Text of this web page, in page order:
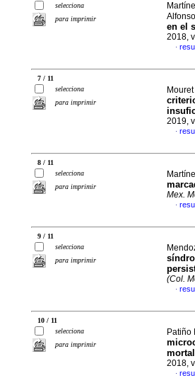
selecciona
para imprimir
Alfonso
en el
2018,
·
7 / 11
selecciona
para imprimir
2019,
·
8 / 11
selecciona
para imprimir
Mex.
·
9 / 11
selecciona
para imprimir
(Col.
·
10 / 11
selecciona
para imprimir
Patiño
2018,
·